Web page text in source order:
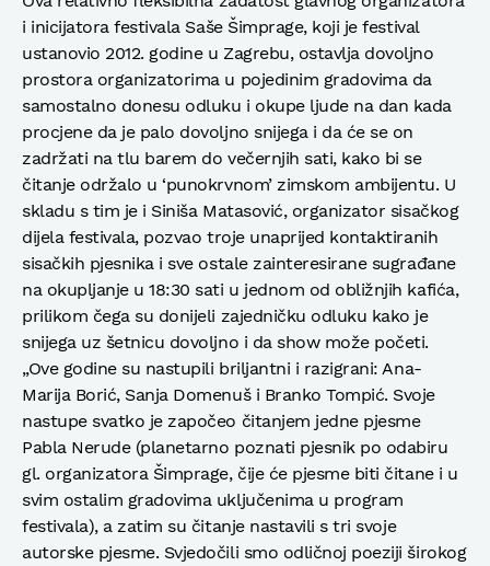
i inicijatora festivala Saše Šimprage, koji je festival
ustanovio 2012. godine u Zagrebu, ostavlja dovoljno
prostora organizatorima u pojedinim gradovima da
samostalno donesu odluku i okupe ljude na dan kada
procjene da je palo dovoljno snijega i da će se on
zadržati na tlu barem do večernjih sati, kako bi se
čitanje održalo u ‘punokrvnom’ zimskom ambijentu. U
skladu s tim je i Siniša Matasović, organizator sisačkog
dijela festivala, pozvao troje unaprijed kontaktiranih
sisačkih pjesnika i sve ostale zainteresirane sugrađane
na okupljanje u 18:30 sati u jednom od obližnjih kafića,
prilikom čega su donijeli zajedničku odluku kako je
snijega uz šetnicu dovoljno i da show može početi.
„Ove godine su nastupili briljantni i razigrani: Ana-
Marija Borić, Sanja Domenuš i Branko Tompić. Svoje
nastupe svatko je započeo čitanjem jedne pjesme
Pabla Nerude (planetarno poznati pjesnik po odabiru
gl. organizatora Šimprage, čije će pjesme biti čitane i u
svim ostalim gradovima uključenima u program
festivala), a zatim su čitanje nastavili s tri svoje
autorske pjesme. Svjedočili smo odličnoj poeziji širokog